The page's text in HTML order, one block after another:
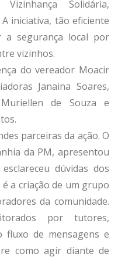
Solidária,
iniciativa, tão eficiente
a segurança local por
vizinhos.
do vereador Moacir
Janaina Soares,
de Souza e
parceiras da ação. O
da PM, apresentou
dúvidas dos
a criação de um grupo
da comunidade.
por tutores,
fluxo de mensagens e
como agir diante de